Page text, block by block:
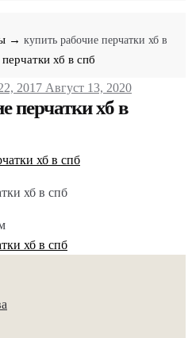
→ купить рабочие перчатки хб в
хб в спб
2017 Август 13, 2020
перчатки хб в
хб в спб
хб в спб